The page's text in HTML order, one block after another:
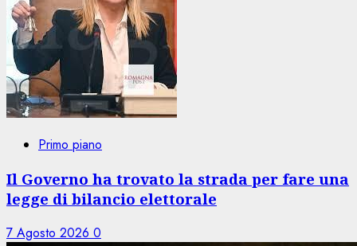
Primo piano
Il Governo ha trovato la strada per fare una
legge di bilancio elettorale
7 Agosto 2026 0